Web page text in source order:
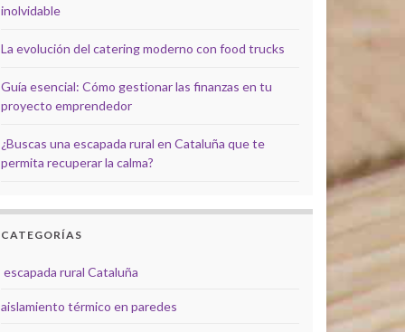
inolvidable
La evolución del catering moderno con food trucks
Guía esencial: Cómo gestionar las finanzas en tu
proyecto emprendedor
¿Buscas una escapada rural en Cataluña que te
permita recuperar la calma?
CATEGORÍAS
escapada rural Cataluña
aislamiento térmico en paredes